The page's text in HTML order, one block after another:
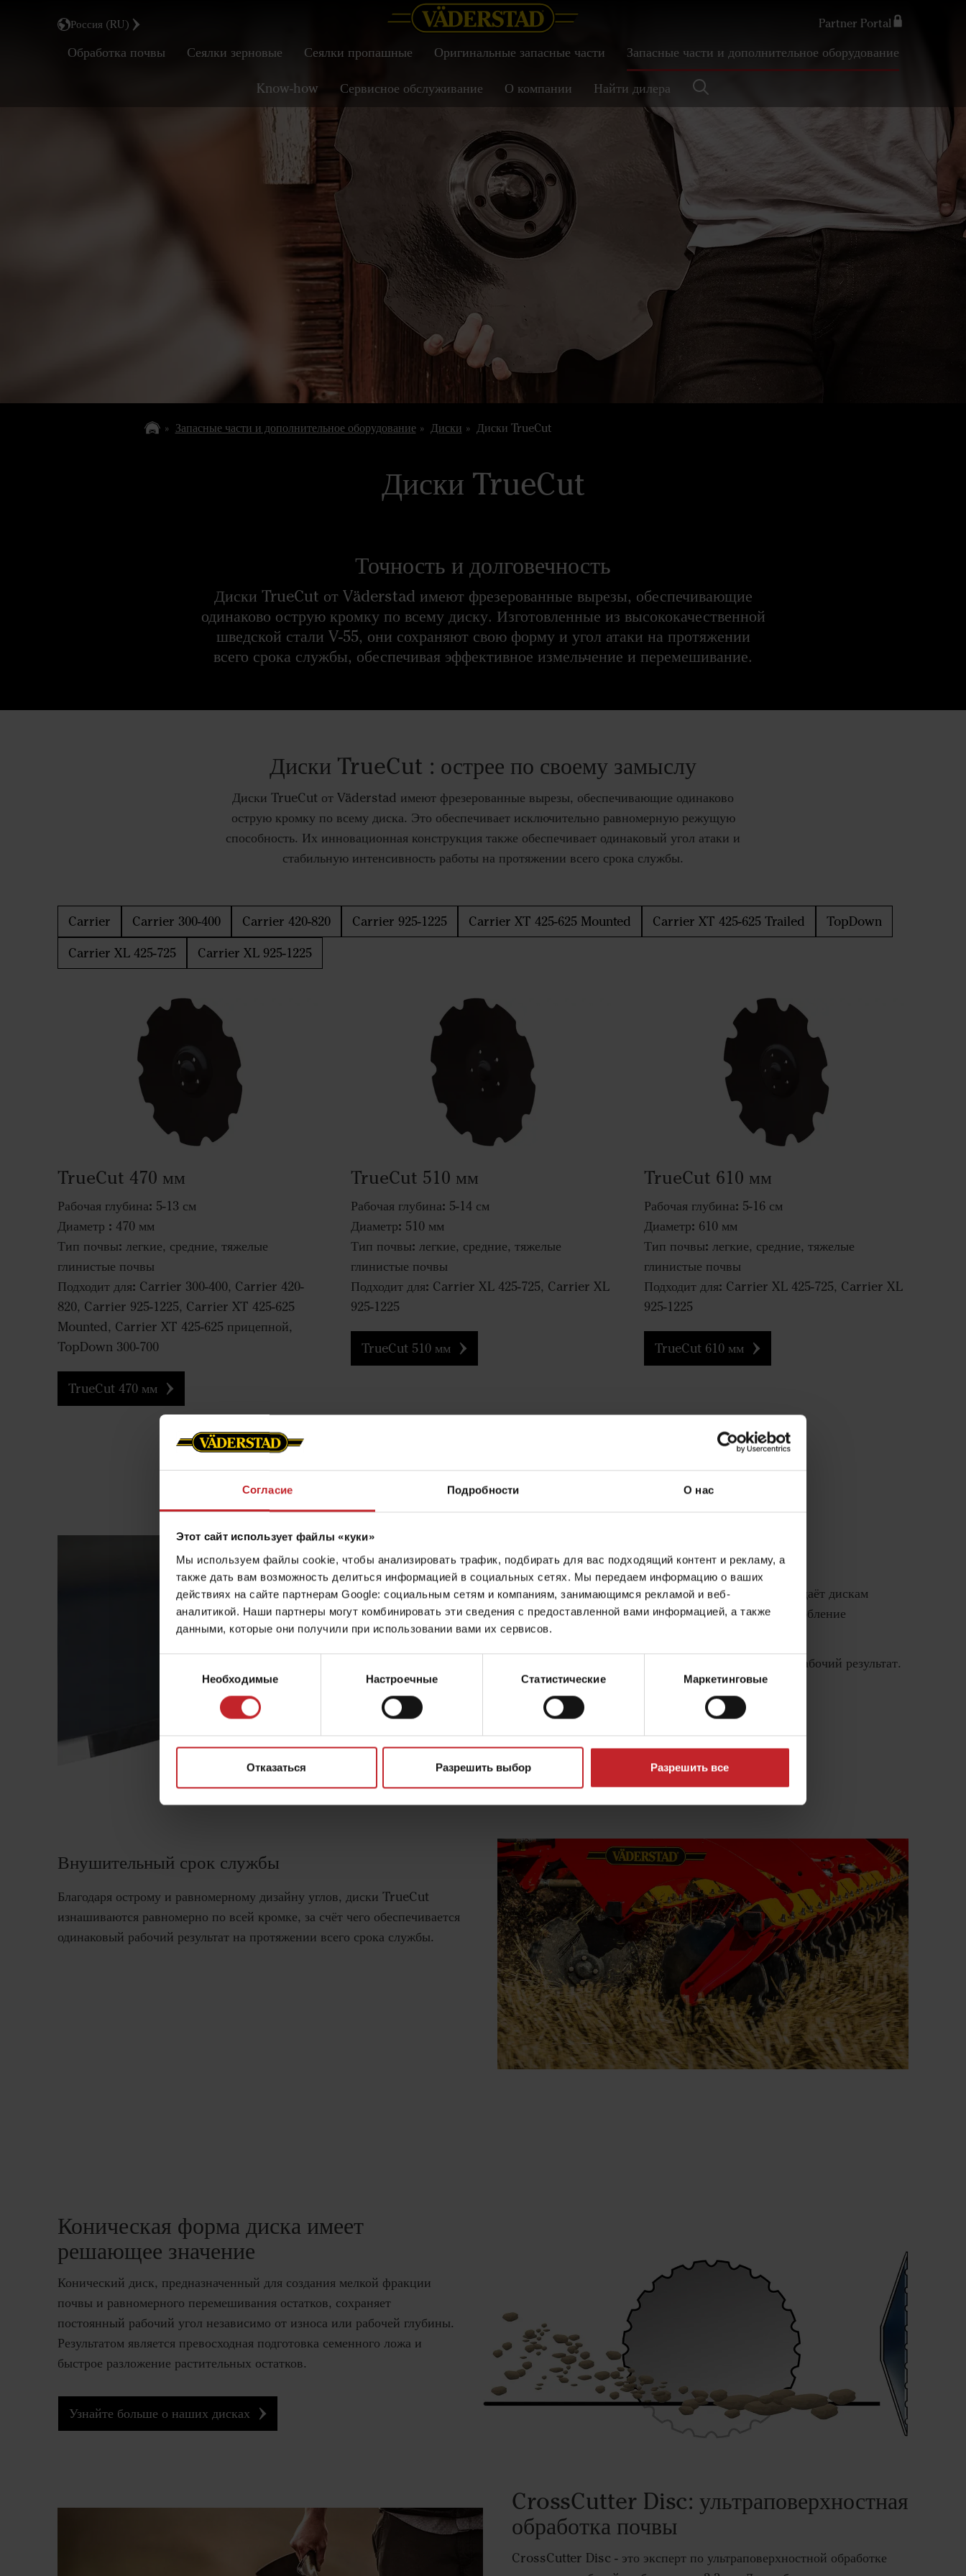
Согласие Подробности О нас
Этот сайт использует файлы «куки»
Мы используем файлы cookie, чтобы анализировать трафик, подбирать для вас подходящий контент и рекламу, а
также дать вам возможность делиться информацией в социальных сетях. Мы передаем информацию о ваших
действиях на сайте партнерам Google: социальным сетям и компаниям, занимающимся рекламой и веб-
аналитикой. Наши партнеры могут комбинировать эти сведения с предоставленной вами информацией, а также
данными, которые они получили при использовании вами их сервисов.
согласияНеобходимые Настроечные Статистические Маркетинговые
Отказаться Разрешить выбор Разрешить все
Россия (RU) Partner Portal
Обработка почвы Сеялки зерновые Сеялки пропашные Оригинальные запасные части Запасные части и дополнительное оборудование
Know-how Сервисное обслуживание О компании Найти дилера Search
Запасные части и дополнительное оборудование Диски Диски TrueCut
Диски TrueCut
Точность и долговечность
Диски TrueCut от Väderstad имеют фрезерованные вырезы, обеспечивающие
одинаково острую кромку по всему диску. Изготовленные из высококачественной
шведской стали V-55, они сохраняют свою форму и угол атаки на протяжении
всего срока службы, обеспечивая эффективное измельчение и перемешивание.
Диски TrueCut : острее по своему замыслу
Диски TrueCut от Väderstad имеют фрезерованные вырезы, обеспечивающие одинаково
острую кромку по всему диска. Это обеспечивает исключительно равномерную режущую
способность. Их инновационная конструкция также обеспечивает одинаковый угол атаки и
стабильную интенсивность работы на протяжении всего срока службы.
Carrier Carrier 300-400 Carrier 420-820 Carrier 925-1225 Carrier XT 425-625 Mounted Carrier XT 425-625 Trailed
TopDown
Carrier XL 425-725
Carrier XL 925-1225
TrueCut 470 мм
Рабочая глубина: 5-13 см
Диаметр : 470 мм
Тип почвы: легкие, средние, тяжелые
глинистые почвы
Подходит для: Carrier 300-400, Carrier 420-
820, Carrier 925-1225, Carrier XT 425-625
Mounted, Carrier XT 425-625 прицепной,
TopDown 300-700
TrueCut 470 мм
TrueCut 510 мм
Рабочая глубина: 5-14 см
Диаметр: 510 мм
Тип почвы: легкие, средние, тяжелые
глинистые почвы
Подходит для: Carrier XL 425-725, Carrier XL
925-1225
TrueCut 510 мм
TrueCut 610 мм
Рабочая глубина: 5-16 см
Диаметр: 610 мм
Тип почвы: легкие, средние, тяжелые
глинистые почвы
Подходит для: Carrier XL 425-725, Carrier XL
925-1225
TrueCut 610 мм
Заточен идеально
Дизайн Väderstad TrueCut с заточенными выемками даёт дискам
возможность дополнительного среза и даёт лучшее дробление
пожнивных остатков.
Вы получаете интенсивное разложение и идеальный рабочий результат.
Внушительный срок службы
Благодаря острому и равномерному дизайну углов, диски TrueCut
изнашиваются равномерно по всей кромке, за счёт чего обеспечивается
одинаковый рабочий результат на протяжении всего срока службы.
Коническая форма диска имеет
решающее значение
Конический диск, предназначенный для создания мелкой фракции
почвы и равномерного перемешивания остатков, сохраняет
постоянный рабочий угол независимо от износа или рабочей глубины.
Результатом является превосходная подготовка семенного ложа и
быстрое разложение растительных остатков.
Узнайте больше о наших дисках
CrossCutter Disc: ультраповерхностная
обработка почвы
CrossCutter Disc - это эксперт по ультраповерхностной обработке